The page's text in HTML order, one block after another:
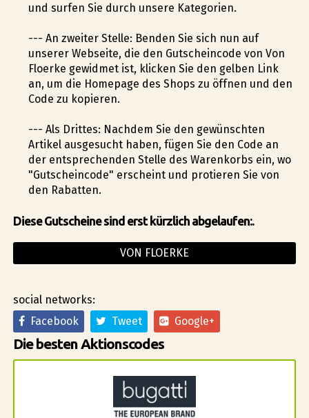
und surfen Sie durch unsere Kategorien.
--- An zweiter Stelle: Befinden Sie sich nun auf
unserer Webseite, die den Gutscheincode von Von
Floerke gewidmet ist, klicken Sie den gelben Link
an, um die Homepage des Shops zu öffnen und den
Code zu kopieren.
--- Als Drittes: Nachdem Sie den gewünschten
Artikel ausgesucht haben, fügen Sie den Code an
der entsprechenden Stelle des Warenkorbs ein, wo
"Gutscheincode" erscheint und profitieren Sie von
den Rabatten.
Diese Gutscheine sind erst kürzlich abgelaufen:.
VON FLOERKE
social networks:
Facebook
Tweet Google+
Die besten Aktionscodes